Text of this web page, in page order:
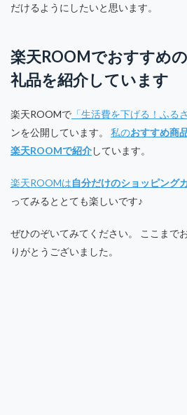
だけるようにしたいと思います。
楽天ROOMでおすすめ
礼品を紹介しています
楽天ROOMで 「生活費を下げる！ふる
ンを公開しています。 私のおすすめ商
楽天ROOMで紹介しています。
楽天ROOMは自分だけのショッピング
ってみるととても楽しいです♪
ぜひのぞいてみてください。 ここまで
りがとうございました。